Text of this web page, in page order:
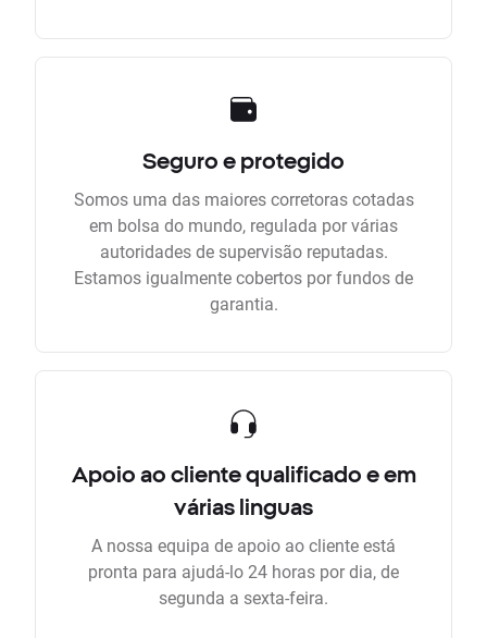
Seguro e protegido
Somos uma das maiores corretoras cotadas
em bolsa do mundo, regulada por várias
autoridades de supervisão reputadas.
Estamos igualmente cobertos por fundos de
garantia.
Apoio ao cliente qualificado e em
várias linguas
A nossa equipa de apoio ao cliente está
pronta para ajudá-lo 24 horas por dia, de
segunda a sexta-feira.